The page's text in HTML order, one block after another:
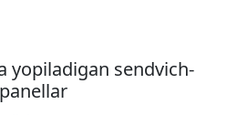
yopiladigan sendvich-
panellar